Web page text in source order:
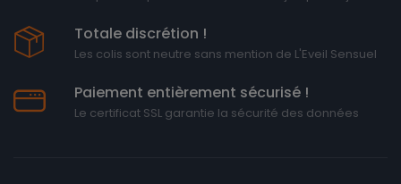
Totale discrétion !
Les colis sont neutre sans mention de L'Eveil Sensuel
Paiement entièrement sécurisé !
Le certificat SSL garantie la sécurité des données